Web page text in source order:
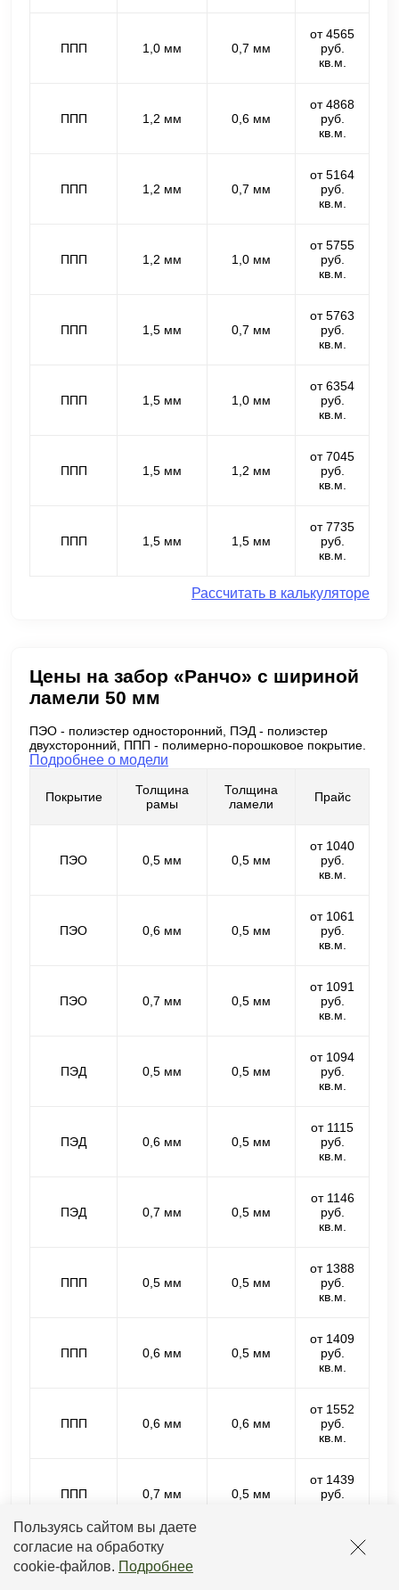
Пользуясь сайтом вы даете
согласие на обработку
cookie-файлов. Подробнее
ППП 1,0 мм 0,7 мм
от 4565
руб.
кв.м.
ППП 1,2 мм 0,6 мм
от 4868
руб.
кв.м.
ППП 1,2 мм 0,7 мм
от 5164
руб.
кв.м.
ППП 1,2 мм 1,0 мм
от 5755
руб.
кв.м.
ППП 1,5 мм 0,7 мм
от 5763
руб.
кв.м.
ППП 1,5 мм 1,0 мм
от 6354
руб.
кв.м.
ППП 1,5 мм 1,2 мм
от 7045
руб.
кв.м.
ППП 1,5 мм 1,5 мм
от 7735
руб.
кв.м.
Рассчитать в калькуляторе
Цены на забор «Ранчо» с шириной
ламели 50 мм
ПЭО - полиэстер односторонний, ПЭД - полиэстер
двухсторонний, ППП - полимерно-порошковое покрытие.
Подробнее о модели
Покрытие
Толщина
рамы
Толщина
ламели
Прайс
ПЭО 0,5 мм 0,5 мм
от 1040
руб.
кв.м.
ПЭО 0,6 мм 0,5 мм
от 1061
руб.
кв.м.
ПЭО 0,7 мм 0,5 мм
от 1091
руб.
кв.м.
ПЭД 0,5 мм 0,5 мм
от 1094
руб.
кв.м.
ПЭД 0,6 мм 0,5 мм
от 1115
руб.
кв.м.
ПЭД 0,7 мм 0,5 мм
от 1146
руб.
кв.м.
ППП 0,5 мм 0,5 мм
от 1388
руб.
кв.м.
ППП 0,6 мм 0,5 мм
от 1409
руб.
кв.м.
ППП 0,6 мм 0,6 мм
от 1552
руб.
кв.м.
ППП 0,7 мм 0,5 мм
от 1439
руб.
ППП 0,7 мм
от 1582